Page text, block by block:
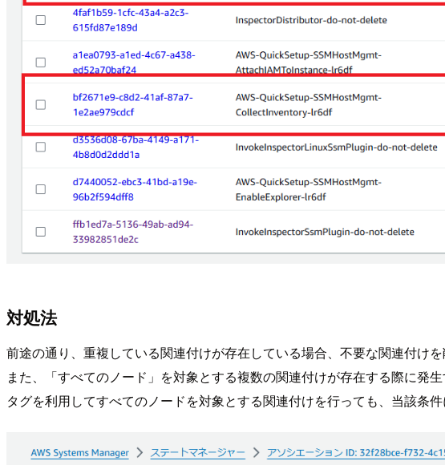
対処法
前途の通り、重複している関連付けが存在している場合、不要な関連付けを
また、「すべてのノード」を対象とする複数の関連付けが存在する際に発
タグを利用してすべてのノードを対象とする関連付けを行っても、当該条